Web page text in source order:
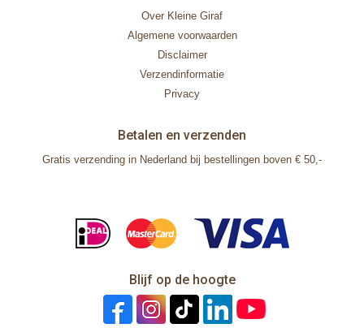
Over Kleine Giraf
Algemene voorwaarden
Disclaimer
Verzendinformatie
Privacy
Betalen en verzenden
Gratis verzending in Nederland bij bestellingen boven € 50,-
Blijf op de hoogte